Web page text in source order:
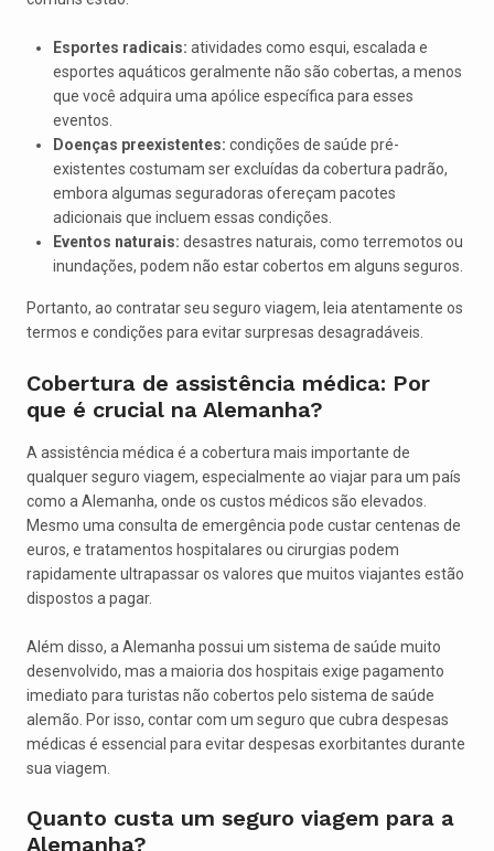
Esportes radicais: atividades como esqui, escalada e
esportes aquáticos geralmente não são cobertas, a menos
que você adquira uma apólice específica para esses
eventos.
Doenças preexistentes: condições de saúde pré-
existentes costumam ser excluídas da cobertura padrão,
embora algumas seguradoras ofereçam pacotes
adicionais que incluem essas condições.
Eventos naturais: desastres naturais, como terremotos ou
inundações, podem não estar cobertos em alguns seguros.
Portanto, ao contratar seu seguro viagem, leia atentamente os
termos e condições para evitar surpresas desagradáveis.
Cobertura de assistência médica: Por
que é crucial na Alemanha?
A assistência médica é a cobertura mais importante de
qualquer seguro viagem, especialmente ao viajar para um país
como a Alemanha, onde os custos médicos são elevados.
Mesmo uma consulta de emergência pode custar centenas de
euros, e tratamentos hospitalares ou cirurgias podem
rapidamente ultrapassar os valores que muitos viajantes estão
dispostos a pagar.
Além disso, a Alemanha possui um sistema de saúde muito
desenvolvido, mas a maioria dos hospitais exige pagamento
imediato para turistas não cobertos pelo sistema de saúde
alemão. Por isso, contar com um seguro que cubra despesas
médicas é essencial para evitar despesas exorbitantes durante
sua viagem.
Quanto custa um seguro viagem para a
Alemanha?